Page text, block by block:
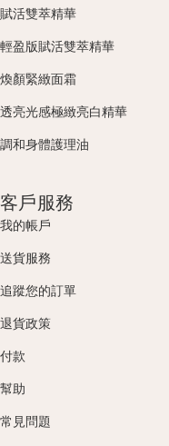
賦活雙萃精華
輕盈版賦活雙萃精華
煥顏緊緻面霜
透亮光感極緻亮白精華
調和身體護理油
客戶服務
我的帳戶
送貨服務
追蹤您的訂單
退貨政策
付款
幫助
常見問題